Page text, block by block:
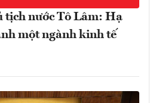
tịch nước Tô Lâm: Hạ
một ngành kinh tế